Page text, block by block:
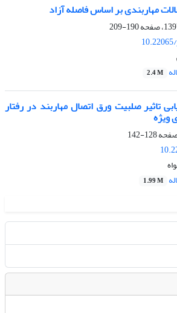
مهاربندی بر اساس فاصله آزاد
190-209
2.4 M
تاثیر صلبیت ورق اتصال مهاربند در رفتار
ویژه
128-142
1.99 M